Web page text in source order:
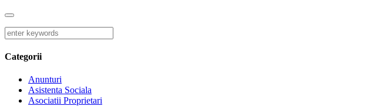
Categorii
Anunturi
Asistenta Sociala
Asociatii Proprietari